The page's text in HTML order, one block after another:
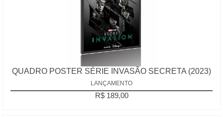
QUADRO POSTER SÉRIE INVASÃO SECRETA (2023)
LANÇAMENTO
R$ 189,00